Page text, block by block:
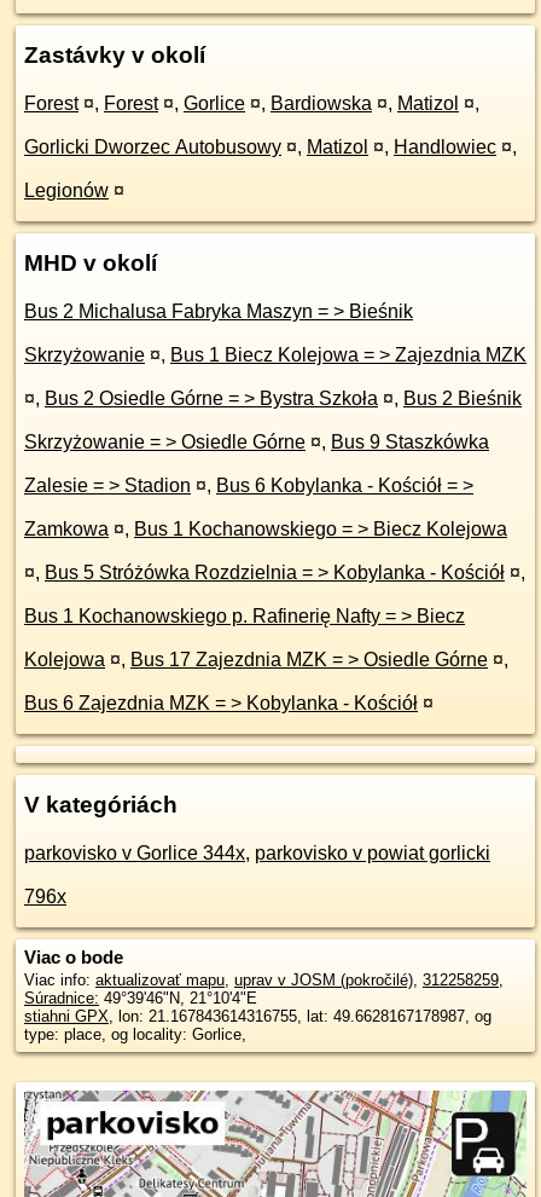
Zastávky v okolí
Forest ¤, Forest ¤, Gorlice ¤, Bardiowska ¤, Matizol ¤,
Gorlicki Dworzec Autobusowy ¤, Matizol ¤, Handlowiec ¤,
Legionów ¤
MHD v okolí
Bus 2 Michalusa Fabryka Maszyn = > Bieśnik
Skrzyżowanie ¤, Bus 1 Biecz Kolejowa = > Zajezdnia MZK
¤, Bus 2 Osiedle Górne = > Bystra Szkoła ¤, Bus 2 Bieśnik
Skrzyżowanie = > Osiedle Górne ¤, Bus 9 Staszkówka
Zalesie = > Stadion ¤, Bus 6 Kobylanka - Kościół = >
Zamkowa ¤, Bus 1 Kochanowskiego = > Biecz Kolejowa
¤, Bus 5 Stróżówka Rozdzielnia = > Kobylanka - Kościół ¤,
Bus 1 Kochanowskiego p. Rafinerię Nafty = > Biecz
Kolejowa ¤, Bus 17 Zajezdnia MZK = > Osiedle Górne ¤,
Bus 6 Zajezdnia MZK = > Kobylanka - Kościół ¤
V kategóriách
parkovisko v Gorlice 344x, parkovisko v powiat gorlicki
796x
Viac o bode
Viac info: aktualizovať mapu, uprav v JOSM (pokročilé), 312258259,
Súradnice: 49°39'46"N, 21°10'4"E
stiahni GPX, lon: 21.167843614316755, lat: 49.6628167178987, og
type: place, og locality: Gorlice,